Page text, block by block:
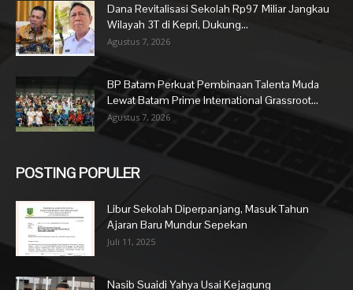
Dana Revitalisasi Sekolah Rp97 Miliar Jangkau
Wilayah 3T di Kepri, Dukung...
Agustus 7, 2026
BP Batam Perkuat Pembinaan Talenta Muda
Lewat Batam Prime International Grassroot...
Agustus 7, 2026
POSTING POPULER
Libur Sekolah Diperpanjang, Masuk Tahun
Ajaran Baru Mundur Sepekan
Juli 11, 2025
Nasib Suaidi Yahya Usai Kejagung